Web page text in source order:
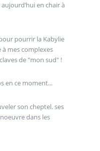
en chair à
pourrir la Kabylie
à mes complexes
de "mon sud" !
en ce moment...
son cheptel. ses
dans les